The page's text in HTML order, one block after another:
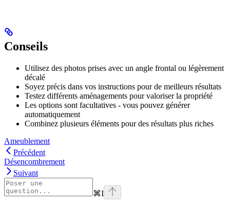
Conseils
Utilisez des photos prises avec un angle frontal ou légèrement
décalé
Soyez précis dans vos instructions pour de meilleurs résultats
Testez différents aménagements pour valoriser la propriété
Les options sont facultatives - vous pouvez générer
automatiquement
Combinez plusieurs éléments pour des résultats plus riches
Ameublement
Précédent
Désencombrement
Suivant
⌘I